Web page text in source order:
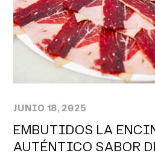
JUNIO 18, 2025
EMBUTIDOS LA
AUTÉNTICO SABOR